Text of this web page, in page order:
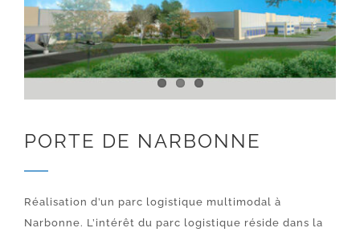
PORTE DE NARBONNE
Réalisation d’un parc logistique multimodal à
Narbonne. L’intérêt du parc logistique réside dans la